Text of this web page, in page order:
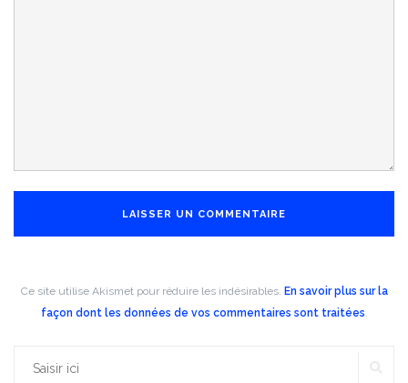
Ce site utilise Akismet pour réduire les indésirables. En savoir plus sur la
façon dont les données de vos commentaires sont traitées.
Rechercher :